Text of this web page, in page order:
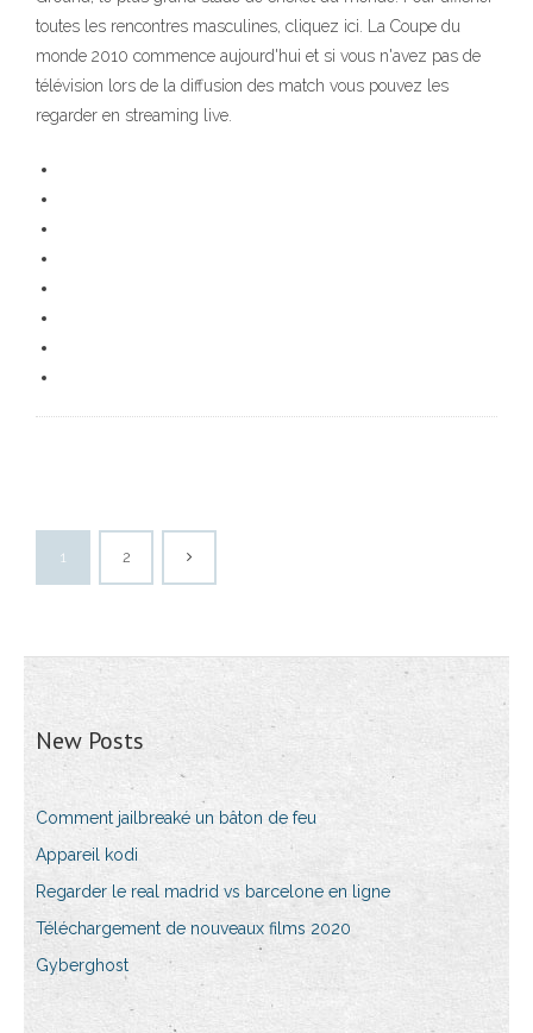
toutes les rencontres masculines, cliquez ici. La Coupe du
monde 2010 commence aujourd'hui et si vous n'avez pas de
télévision lors de la diffusion des match vous pouvez les
regarder en streaming live.
1 2
New Posts
Comment jailbreaké un bâton de feu
Appareil kodi
Regarder le real madrid vs barcelone en ligne
Téléchargement de nouveaux films 2020
Gyberghost